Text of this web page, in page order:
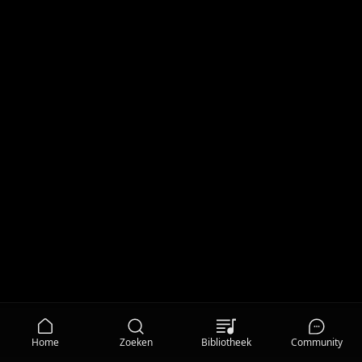
Home Zoeken Bibliotheek Community